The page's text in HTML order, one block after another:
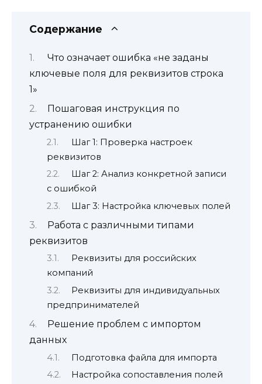
Содержание
Что означает ошибка «не заданы
ключевые поля для реквизитов строка
1»
Пошаговая инструкция по
устранению ошибки
Шаг 1: Проверка настроек
реквизитов
Шаг 2: Анализ конкретной записи
с ошибкой
Шаг 3: Настройка ключевых полей
Работа с различными типами
реквизитов
Реквизиты для российских
компаний
Реквизиты для индивидуальных
предпринимателей
Решение проблем с импортом
данных
Подготовка файла для импорта
Настройка сопоставления полей